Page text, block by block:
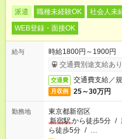
派遣 職種未経験OK 社会人未
WEB登録・面接OK
給与
時給1800円～1900
交通費別途支給あり
交通費 交通費支給／
月収例 25～30万円
勤務地
東京都新宿区
新宿駅から徒歩5分 /
ら徒歩5分 / …